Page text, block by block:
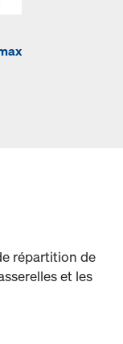
répartition de
et les